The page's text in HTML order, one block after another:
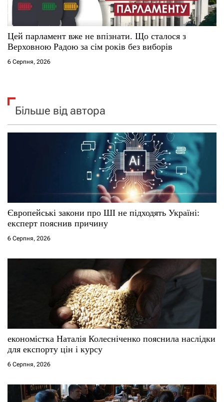
Цей парламент вже не впізнати. Що сталося з
Верховною Радою за сім років без виборів
6 Серпня, 2026
Більше від автора
Європейські закони про ШІ не підходять Україні:
експерт пояснив причину
6 Серпня, 2026
економістка Наталія Колесніченко пояснила наслідки
для експорту цін і курсу
6 Серпня, 2026